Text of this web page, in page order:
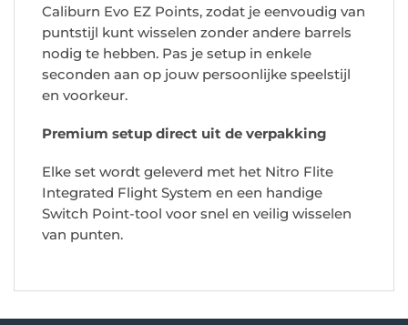
Caliburn Evo EZ Points, zodat je eenvoudig van
puntstijl kunt wisselen zonder andere barrels
nodig te hebben. Pas je setup in enkele
seconden aan op jouw persoonlijke speelstijl
en voorkeur.
Premium setup direct uit de verpakking
Elke set wordt geleverd met het Nitro Flite
Integrated Flight System en een handige
Switch Point-tool voor snel en veilig wisselen
van punten.